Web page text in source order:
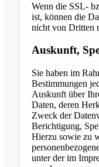
Wenn die SSL-
ist, können die
nicht von Dritten
Auskunft,
Sie haben im
Bestimmungen
Auskunft über
Daten, deren
Zweck der
Berichtigung,
Hierzu sowie zu
unter der im